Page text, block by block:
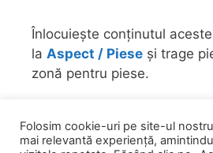
Înlocuiește conținutul
la Aspect / Piese și trage
zonă pentru piese.
piese în subsol, mergi la
Folosim cookie-uri pe site-ul
mai relevantă experiență,